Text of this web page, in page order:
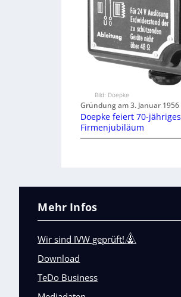
Bild: Doepke
Gründung am 3. Januar 1956
Doepke feiert 70-jähriges
Firmenjubiläum
Mehr Infos
Wir sind IVW geprüft!
Download
TeDo Business